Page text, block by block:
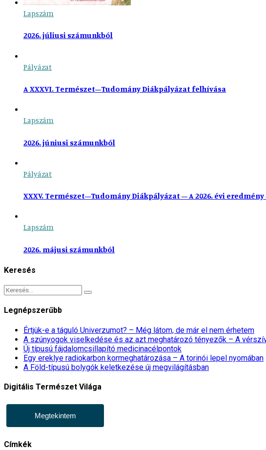
Lapszám
2026. júliusi számunkból
Pályázat
A XXXVI. Természet–Tudomány Diákpályázat felhívása
Lapszám
2026. júniusi számunkból
Pályázat
XXXV. Természet–Tudomány Diákpályázat – A 2026. évi
Lapszám
2026. májusi számunkból
Keresés
Legnépszerűbb
Értjük-e a táguló Univerzumot? – Még látom, de már el nem érhetem
A szúnyogok viselkedése és az azt meghatározó tényezők – A
Új típusú fájdalomcsillapító medicinacélpontok
Egy ereklye radiokarbon kormeghatározása – A torinói lepel nyomában
A Föld-típusú bolygók keletkezése új megvilágításban
Digitális Természet Világa
Megtekintem
Címkék